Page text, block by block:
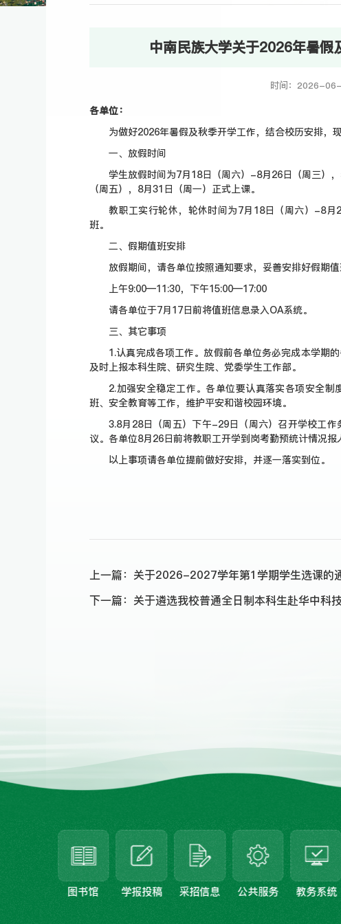
中南民族大学关于2026年暑假
时间：2026-
各单位：
为做好2026年暑假及秋季开学工作，结合校历安排，
一、放假时间
学生放假时间为7月18日（周六）-8月26日（周三）
（周五），8月31日（周一）正式上课。
教职工实行轮休，轮休时间为7月18日（周六）-8
班。
二、假期值班安排
放假期间，请各单位按照通知要求，妥善安排好假期
上午9:00—11:30，下午15:00—17:00
请各单位于7月17日前将值班信息录入OA系统。
三、其它事项
1.认真完成各项工作。放假前各单位务必完成本学期
及时上报本科生院、研究生院、党委学生工作部。
2.加强安全稳定工作。各单位要认真落实各项安全
班、安全教育等工作，维护平安和谐校园环境。
3.8月28日（周五）下午-29日（周六）召开学校工
议。各单位8月26日前将教职工开学到岗考勤预统计情况报
以上事项请各单位提前做好安排，并逐一落实到位。
上一篇： 关于2026-2027学年第1学期学生选课的
下一篇： 关于遴选我校普通全日制本科生赴华中科
学报投稿 采招信息 公共服务 教务系统 科研管理